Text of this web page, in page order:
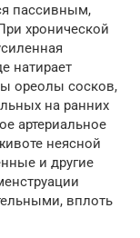
пассивным,
хронической
натирает
ореолы сосков,
на ранних
артериальное
неясной
и другие
вплоть